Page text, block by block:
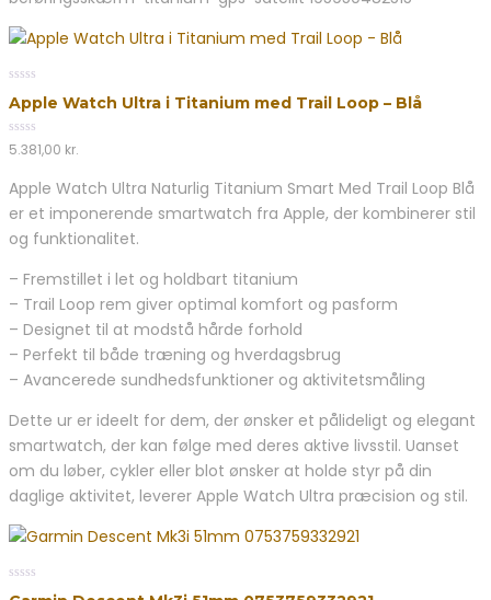
out
5
Apple Watch Ultra i Titanium med Trail Loop – Blå
0
out
5
5.381,00 kr.
Apple Watch Ultra Naturlig Titanium Smart Med Trail Loop Blå
er et imponerende smartwatch fra Apple, der kombinerer stil
og funktionalitet.
– Fremstillet i let og holdbart titanium
– Trail Loop rem giver optimal komfort og pasform
– Designet til at modstå hårde forhold
– Perfekt til både træning og hverdagsbrug
– Avancerede sundhedsfunktioner og aktivitetsmåling
Dette ur er ideelt for dem, der ønsker et pålideligt og elegant
smartwatch, der kan følge med deres aktive livsstil. Uanset
om du løber, cykler eller blot ønsker at holde styr på din
daglige aktivitet, leverer Apple Watch Ultra præcision og stil.